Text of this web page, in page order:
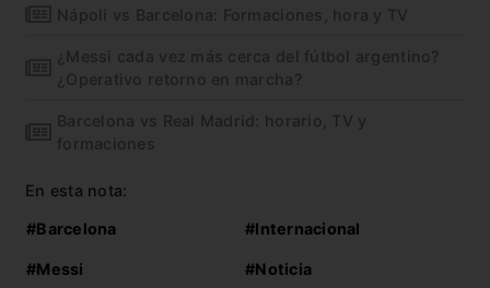
Nápoli vs Barcelona: Formaciones, hora y TV
¿Messi cada vez más cerca del fútbol argentino?
¿Operativo retorno en marcha?
Barcelona vs Real Madrid: horario, TV y
formaciones
En esta nota:
#Barcelona #Internacional
#Messi #Noticia